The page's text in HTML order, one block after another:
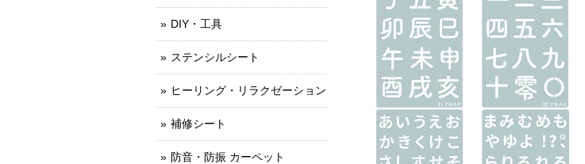
DIY・工具
ステンシルシート
ヒーリング・リラクゼーション
補修シート
防音・防振 カーペット